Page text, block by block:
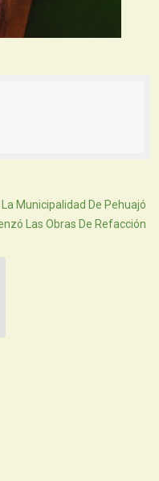
Municipalidad De Pehuajó
Las Obras De Refacción